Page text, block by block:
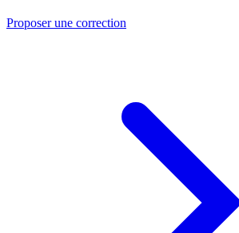
Proposer une correction